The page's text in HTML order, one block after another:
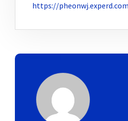
https://pheonwj.experd.com